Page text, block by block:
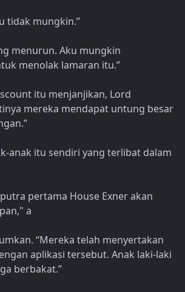
tidak mungkin.”
menurun. Aku mungkin
menolak lamaran itu.”
itu menjanjikan, Lord
mereka mendapat untung besar
anak itu sendiri yang terlibat dalam
pertama House Exner akan
a
“Mereka telah menyertakan
aplikasi tersebut. Anak laki-laki
berbakat.”